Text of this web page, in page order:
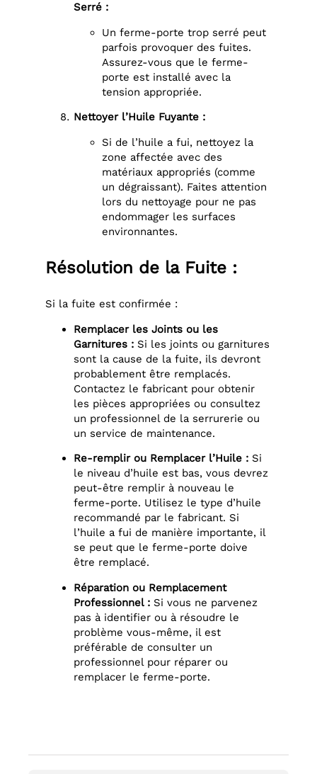
Serré :
Un ferme-porte trop serré peut
parfois provoquer des fuites.
Assurez-vous que le ferme-
porte est installé avec la
tension appropriée.
Nettoyer l’Huile Fuyante :
Si de l’huile a fui, nettoyez la
zone affectée avec des
matériaux appropriés (comme
un dégraissant). Faites attention
lors du nettoyage pour ne pas
endommager les surfaces
environnantes.
Résolution de la Fuite :
Si la fuite est confirmée :
Remplacer les Joints ou les
Garnitures : Si les joints ou garnitures
sont la cause de la fuite, ils devront
probablement être remplacés.
Contactez le fabricant pour obtenir
les pièces appropriées ou consultez
un professionnel de la serrurerie ou
un service de maintenance.
Re-remplir ou Remplacer l’Huile : Si
le niveau d’huile est bas, vous devrez
peut-être remplir à nouveau le
ferme-porte. Utilisez le type d’huile
recommandé par le fabricant. Si
l’huile a fui de manière importante, il
se peut que le ferme-porte doive
être remplacé.
Réparation ou Remplacement
Professionnel : Si vous ne parvenez
pas à identifier ou à résoudre le
problème vous-même, il est
préférable de consulter un
professionnel pour réparer ou
remplacer le ferme-porte.